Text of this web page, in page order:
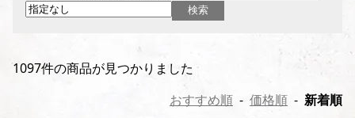
1097件の商品が見つかりました
おすすめ順 - 価格順 - 新着順